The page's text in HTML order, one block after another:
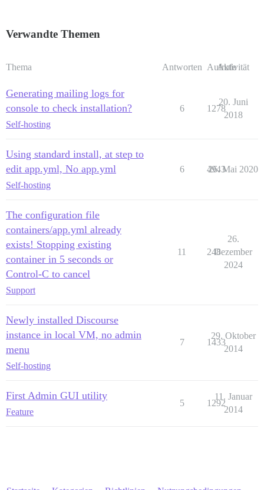
Verwandte Themen
Thema Antworten Aufrufe
Aktivität
Generating mailing logs for
console to check installation?
Self-hosting
6 1278
20. Juni
2018
Using standard install, at step to
edit app.yml, No app.yml
Self-hosting
6 4943
26. Mai 2020
The configuration file
containers/app.yml already
exists! Stopping existing
container in 5 seconds or
Control-C to cancel
Support
11 248
26.
Dezember
2024
Newly installed Discourse
instance in local VM, no admin
menu
Self-hosting
7 1433
29. Oktober
2014
First Admin GUI utility
Feature
5 1292
11. Januar
2014